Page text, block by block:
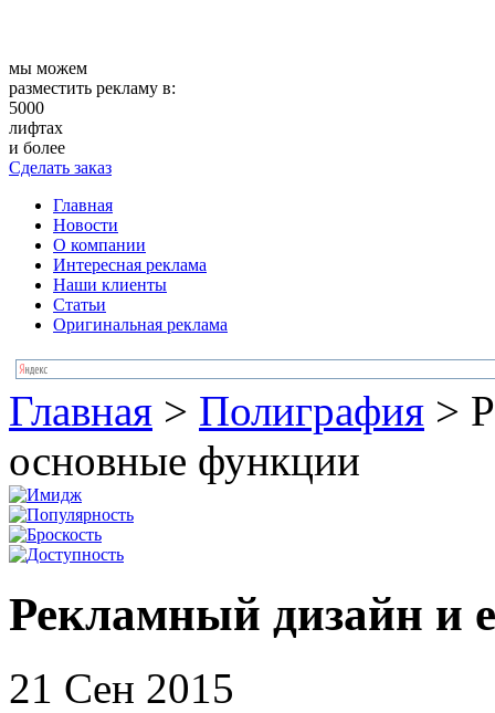
мы можем
разместить рекламу в:
5000
лифтах
и более
Сделать заказ
Главная
Новости
О компании
Интересная реклама
Наши клиенты
Статьи
Оригинальная реклама
Главная > Полиграфия >
основные функции
Рекламный дизайн и
21 Сен 2015